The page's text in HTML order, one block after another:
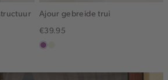
Ajour gebreide trui
€39.95
lila